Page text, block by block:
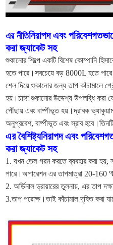
এর নীতিনিরাপদ এবং
করা জ্যাকেট সহ
শুকানোর শিল্পে একটি বিশেষ কোম্পানি
হতে পারে।সবচেয়ে বড় 8000L হতে
শেল দিয়ে শুকানোর জন্য তাপ কাঁচামালে
হয়।চাঙ্গা শুকানোর উদ্দেশ্য উপলব্ধি করা
পৌঁছায় এবং বাষ্পীভূত হয়।দ্রাবক
অনুপ্রবেশ, বাষ্পীভূত এবং স্রাব
এর বৈশিষ্ট্যনিরাপদ এবং
করা জ্যাকেট সহ
1. যখন তেল গরম করতে ব্যবহার করা হয়,
পারে।অপারেশন এর তাপমাত্রা 20-160
2. অর্ডিনাল ড্রায়ারের তুলনায়, এর তাপ
3.তাপ পরোক্ষ।তাই কাঁচামাল দূষিত করা